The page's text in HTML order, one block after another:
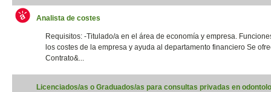
Analista de costes
Requisitos: -Titulado/a en el área de economía y empresa.
los costes de la empresa y ayuda al departamento financiero Se
Contrato&...
Licenciados/as o Graduados/as para consultas privadas en